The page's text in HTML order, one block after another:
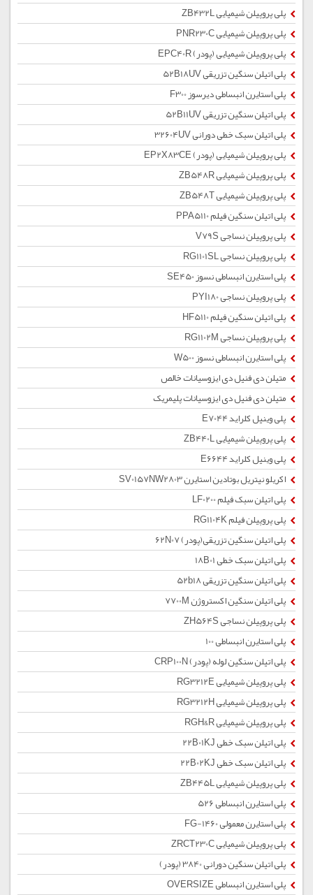
پلی پروپیلن شیمیایی ZB432L
پلی پروپیلن شیمیایی PNR230C
پلی پروپیلن شیمیایی (پودر) EPC40R
پلی اتیلن سنگین تزریقی 52B18UV
پلی استایرن انبساطی دیرسوز F300
پلی اتیلن سنگین تزریقی 52B11UV
پلی اتیلن سبک خطی دورانی 32604UV
پلی پروپیلن شیمیایی (پودر) EP2X83CE
پلی پروپیلن شیمیایی ZB548R
پلی پروپیلن شیمیایی ZB548T
پلی اتیلن سنگین فیلم PPA5110
پلی پروپیلن نساجی V79S
پلی پروپیلن نساجی RG1101SL
پلی استایرن انبساطی نسوز SE450
پلی پروپیلن نساجی PYI180
پلی اتیلن سنگین فیلم HF5110
پلی پروپیلن نساجی RG1102M
پلی استایرن انبساطی نسوز W500
متیلن دی فنیل دی ایزوسیانات خالص
متیلن دی فنیل دی ایزوسیانات پلیمریک
پلی وینیل کلراید E7044
پلی پروپیلن شیمیایی ZB440L
پلی وینیل کلراید E6644
اکریلو نیتریل بوتادین استایرن SV0157NW2803
پلی اتیلن سبک فیلم LF0200
پلی پروپیلن فیلم RG1104K
پلی اتیلن سنگین تزریقی(پودر) 62N07
پلی اتیلن سبک خطی 18B01
پلی اتیلن سنگین تزریقی 52b18
پلی اتیلن سنگین اکستروژن 7700M
پلی پروپیلن نساجی ZH564S
پلی استایرن انبساطی 100
پلی اتیلن سنگین لوله (پودر) CRP100N
پلی پروپیلن شیمیایی RG3212E
پلی پروپیلن شیمیایی RG3212H
پلی پروپیلن شیمیایی RGH&R
پلی اتیلن سبک خطی 22B01KJ
پلی اتیلن سبک خطی 22B02KJ
پلی پروپیلن شیمیایی ZB445L
پلی استایرن انبساطی 526
پلی استایرن معمولی 1460-FG
پلی پروپیلن شیمیایی ZRCT230C
پلی اتیلن سنگین دورانی 3840 (پودر)
پلی استایرن انبساطی OVERSIZE